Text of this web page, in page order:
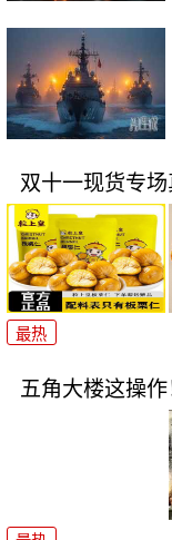
双十一现货专场
最热
五角大楼这操